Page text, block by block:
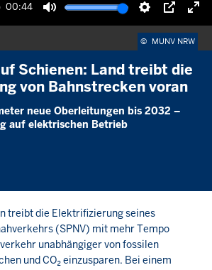
00:44
Ton
Picture-
in-
picture
© MUNV NRW
Schienen: Land treibt die
von Bahnstrecken voran
neue Oberleitungen bis 2032 –
auf elektrischen Betrieb
treibt die Elektrifizierung seines
(SPNV) mit mehr Tempo
unabhängiger von fossilen
und CO₂ einzusparen. Bei einem